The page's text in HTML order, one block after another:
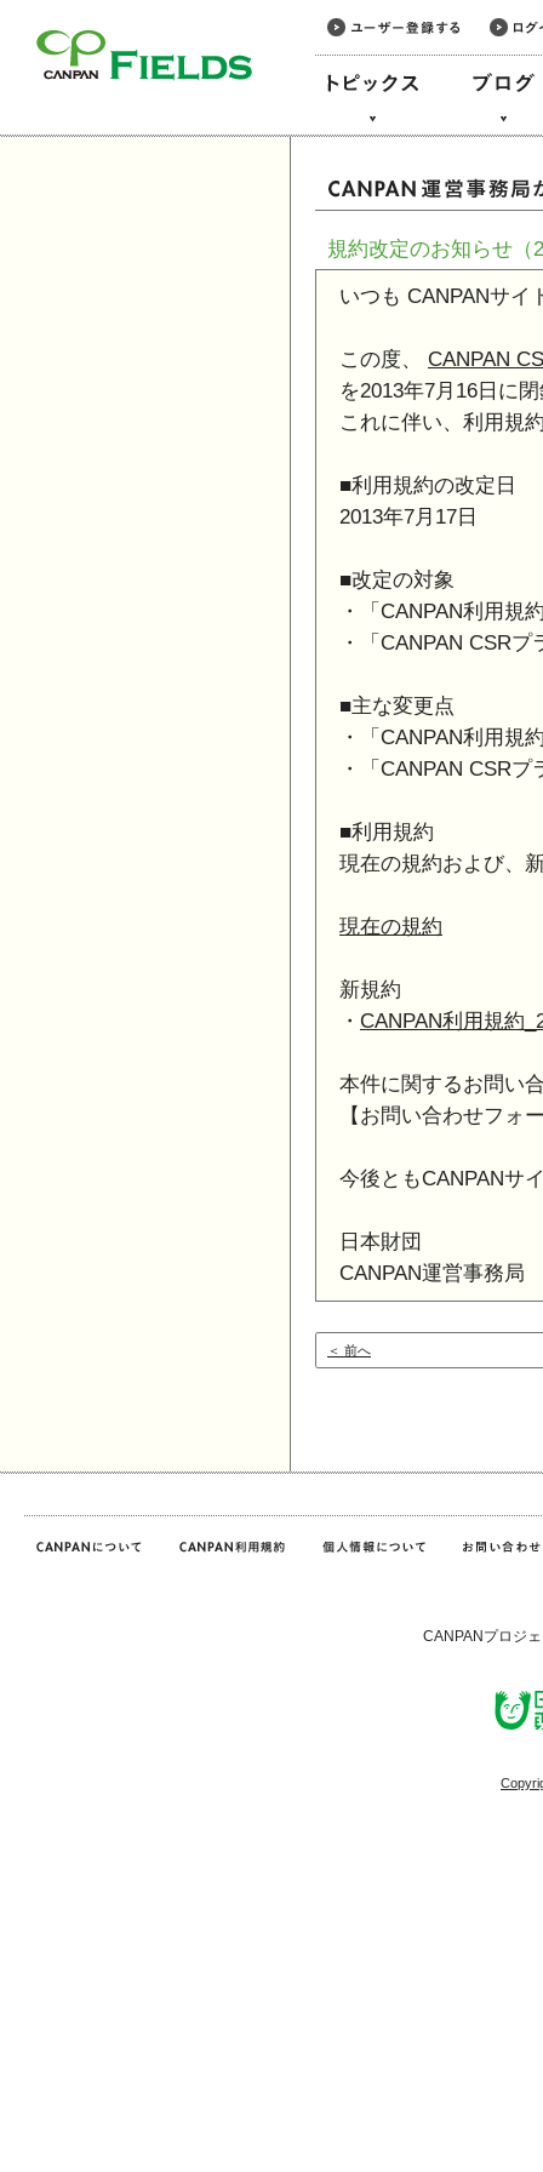
規約改定のお知らせ（
いつも CANPANサイ
この度、 CANPAN
を2013年7月16日に
これに伴い、利用規
■利用規約の改定日
2013年7月17日
■改定の対象
・「CANPAN利用規
・「CANPAN CSR
■主な変更点
・「CANPAN利用規
・「CANPAN CSR
■利用規約
現在の規約および、
現在の規約
新規約
・ CANPAN利用規約
本件に関するお問い
【お問い合わせフォ
今後ともCANPANサ
日本財団
CANPAN運営事務局
＜ 前へ
CANPANプロジ